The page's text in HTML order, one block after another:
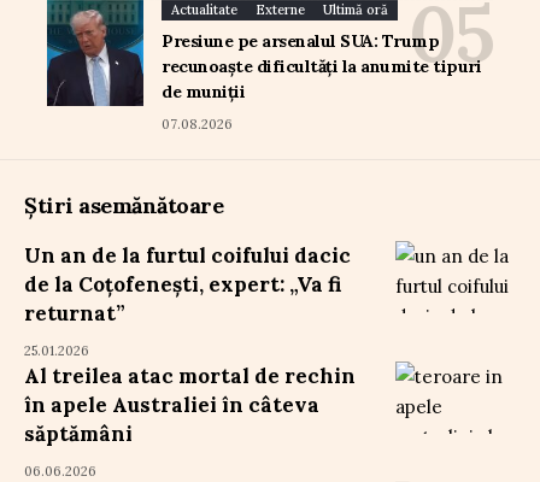
Actualitate Externe Ultimă oră
Presiune pe arsenalul SUA: Trump
recunoaște dificultăți la anumite tipuri
de muniții
07.08.2026
Știri asemănătoare
Un an de la furtul coifului dacic
de la Coțofenești, expert: „Va fi
returnat”
25.01.2026
Al treilea atac mortal de rechin
în apele Australiei în câteva
săptămâni
06.06.2026